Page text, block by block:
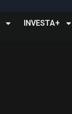
INVESTA+